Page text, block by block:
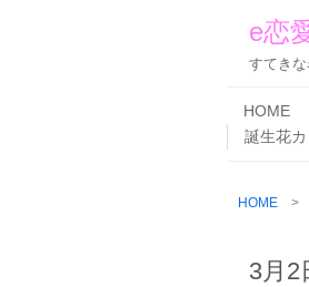
e恋
すてき
Skip to
HOME
誕生花カ
HOME >
3月2